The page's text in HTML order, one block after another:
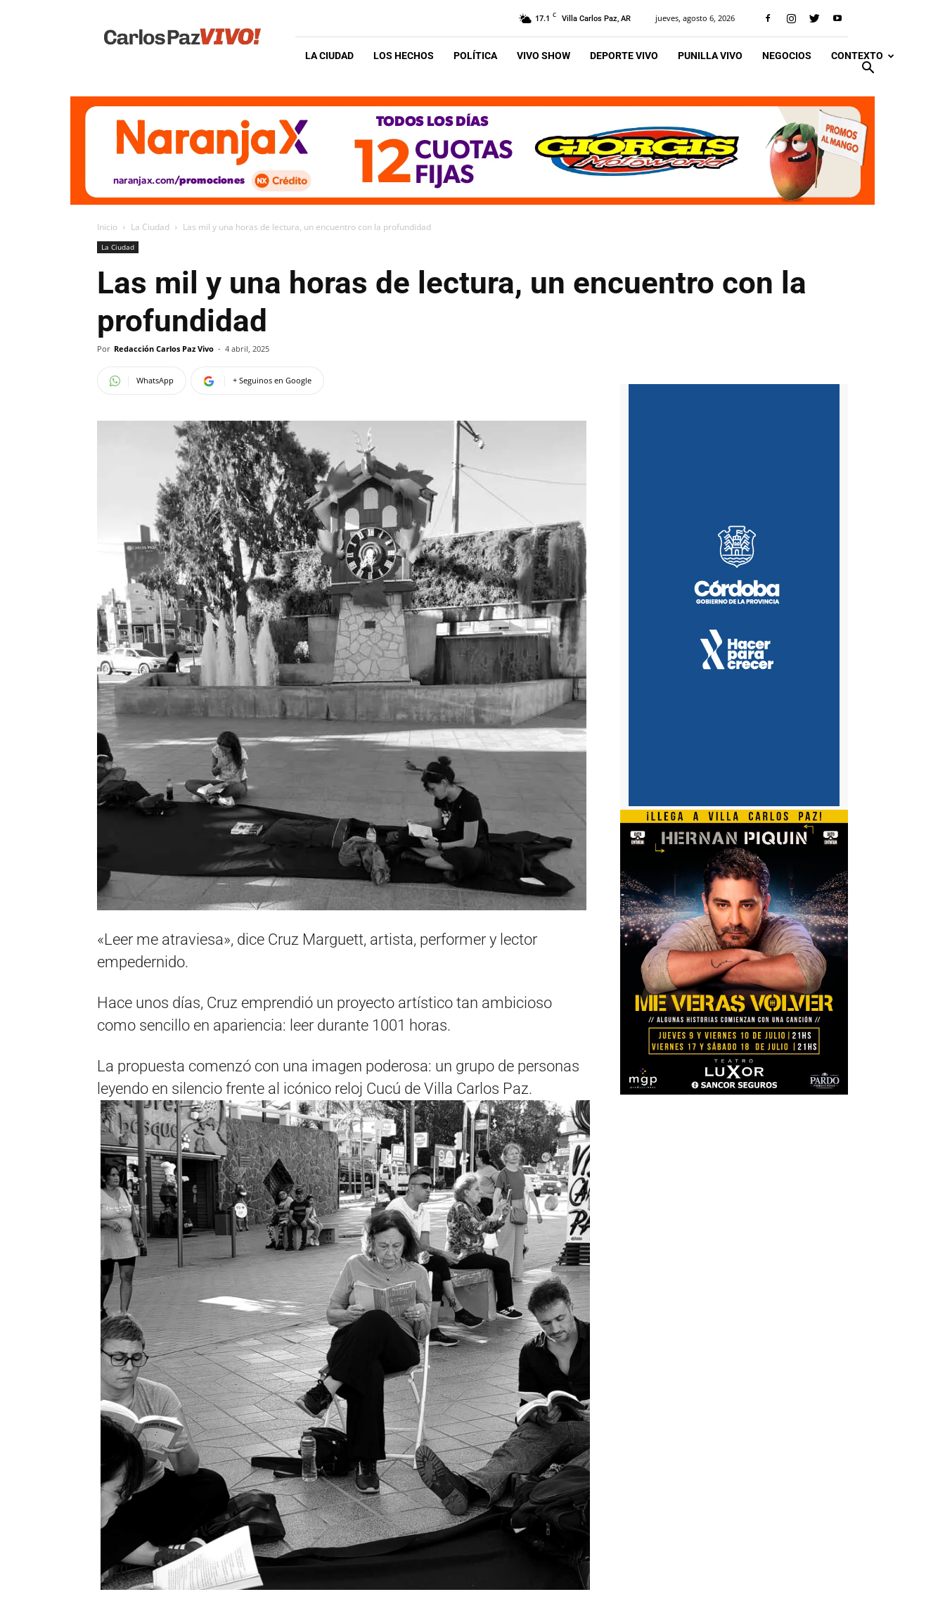
Vivo
17.1 C Villa Carlos Paz, AR jueves, agosto 6, 2026
LA CIUDAD LOS HECHOS POLÍTICA VIVO SHOW DEPORTE VIVO PUNILLA VIVO NEGOCIOS CONTEXTO
Inicio La Ciudad Las mil y una horas de lectura, un encuentro con la profundidad
La Ciudad
Las mil y una horas de lectura, un encuentro con la
profundidad
Por Redacción Carlos Paz Vivo - 4 abril, 2025
WhatsApp + Seguinos en Google
«Leer me atraviesa», dice Cruz Marguett, artista, performer y lector
empedernido.
Hace unos días, Cruz emprendió un proyecto artístico tan ambicioso
como sencillo en apariencia: leer durante 1001 horas.
La propuesta comenzó con una imagen poderosa: un grupo de personas
leyendo en silencio frente al icónico reloj Cucú de Villa Carlos Paz.